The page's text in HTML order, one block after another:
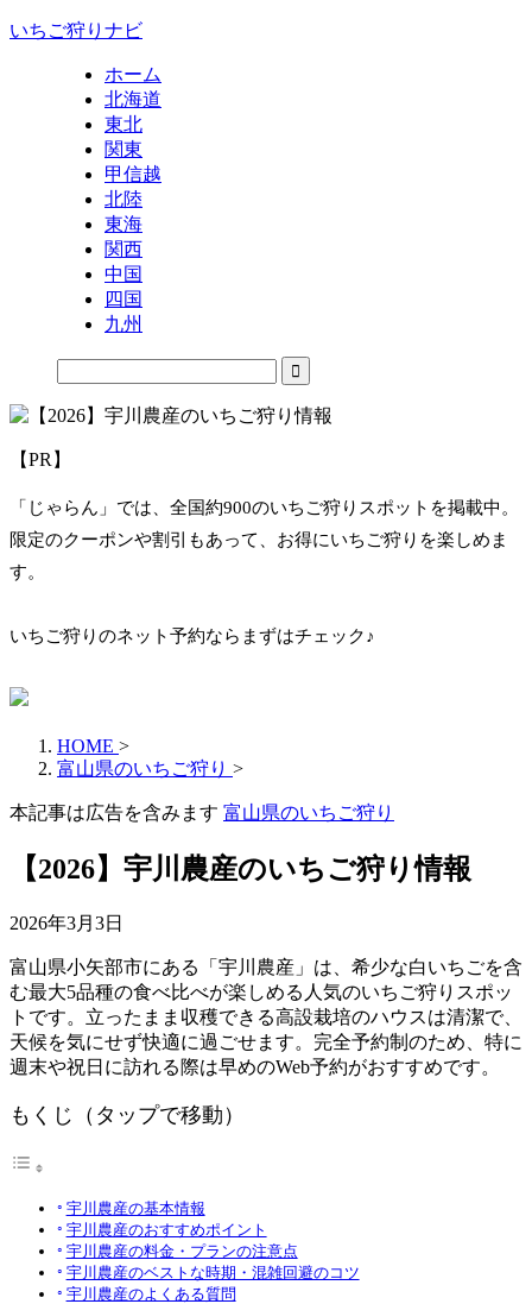
いちご狩りナビ
ホーム
北海道
東北
関東
甲信越
北陸
東海
関西
中国
四国
九州
【PR】
「じゃらん」では、全国約900のいちご狩りスポットを掲載中。
限定のクーポンや割引もあって、お得にいちご狩りを楽しめま
す。
いちご狩りのネット予約ならまずはチェック♪
HOME >
富山県のいちご狩り >
本記事は広告を含みます 富山県のいちご狩り
【2026】宇川農産のいちご狩り情報
2026年3月3日
富山県小矢部市にある「宇川農産」は、希少な白いちごを含
む最大5品種の食べ比べが楽しめる人気のいちご狩りスポッ
トです。立ったまま収穫できる高設栽培のハウスは清潔で、
天候を気にせず快適に過ごせます。完全予約制のため、特に
週末や祝日に訪れる際は早めのWeb予約がおすすめです。
もくじ（タップで移動）
宇川農産の基本情報
宇川農産のおすすめポイント
宇川農産の料金・プランの注意点
宇川農産のベストな時期・混雑回避のコツ
宇川農産のよくある質問